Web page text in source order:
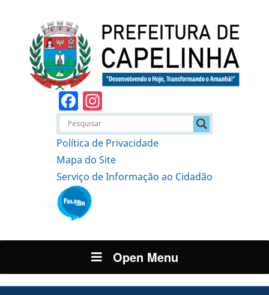
Facebook
Política de Privacidade
Mapa do Site
Serviço de Informação ao Cidadão
Open Menu